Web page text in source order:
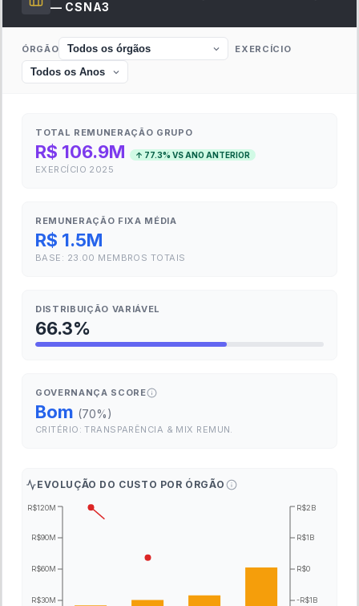
— CSNA3
ÓRGÃO EXERCÍCIO
TOTAL REMUNERAÇÃO GRUPO
R$ 106.9M ↑ 77.3% VS ANO ANTERIOR
EXERCÍCIO 2025
REMUNERAÇÃO FIXA MÉDIA
R$ 1.5M
BASE: 23.00 MEMBROS TOTAIS
DISTRIBUIÇÃO VARIÁVEL
66.3%
GOVERNANÇA SCORE
Bom (70%)
CRITÉRIO: TRANSPARÊNCIA & MIX REMUN.
EVOLUÇÃO DO CUSTO POR ÓRGÃO
R$30M
R$60M
R$90M
R$120M
-R$1B
R$0
R$1B
R$2B